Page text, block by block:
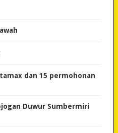
dan 15 permohonan
Duwur Sumbermiri